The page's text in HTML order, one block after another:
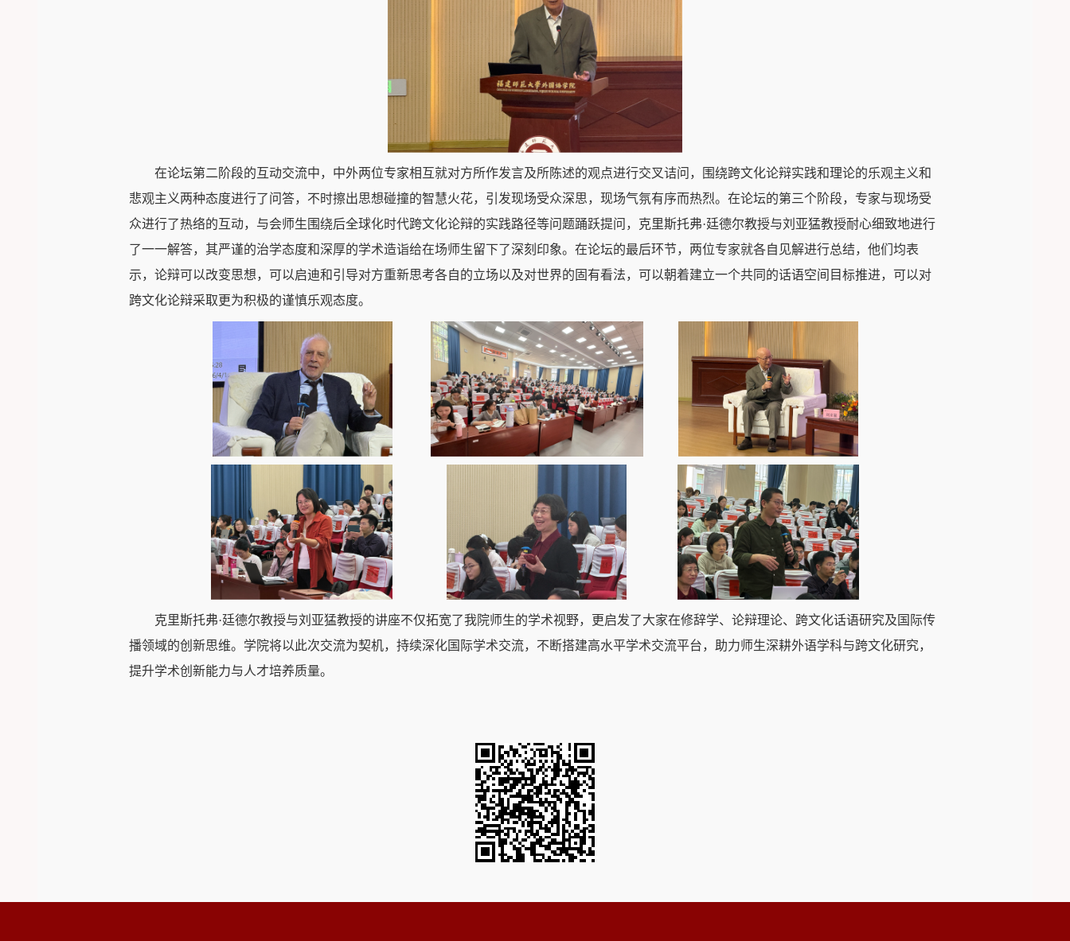
在论坛第二阶段的互动交流中，中外两位专家相互就对方所作发言及所陈述的观点进行交叉诘问，围绕跨文化论辩实践和理论的乐观主义和
悲观主义两种态度进行了问答，不时擦出思想碰撞的智慧火花，引发现场受众深思，现场气氛有序而热烈。在论坛的第三个阶段，专家与现场受
众进行了热络的互动，与会师生围绕后全球化时代跨文化论辩的实践路径等问题踊跃提问，克里斯托弗·廷德尔教授与刘亚猛教授耐心细致地进行
了一一解答，其严谨的治学态度和深厚的学术造诣给在场师生留下了深刻印象。在论坛的最后环节，两位专家就各自见解进行总结，他们均表
示，论辩可以改变思想，可以启迪和引导对方重新思考各自的立场以及对世界的固有看法，可以朝着建立一个共同的话语空间目标推进，可以对
跨文化论辩采取更为积极的谨慎乐观态度。
克里斯托弗·廷德尔教授与刘亚猛教授的讲座不仅拓宽了我院师生的学术视野，更启发了大家在修辞学、论辩理论、跨文化话语研究及国际传
播领域的创新思维。学院将以此次交流为契机，持续深化国际学术交流，不断搭建高水平学术交流平台，助力师生深耕外语学科与跨文化研究，
提升学术创新能力与人才培养质量。